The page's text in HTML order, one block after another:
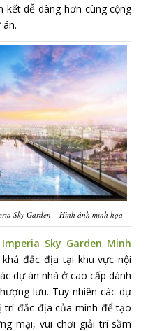
kết dễ dàng hơn cùng cộng
Sky Garden – Hình ảnh minh họa
Sky Garden Minh
đắc địa tại khu vực nội
dự án nhà ở cao cấp dành
lưu. Tuy nhiên các dự
trí đắc địa của mình để tạo
mại, vui chơi giải trí sầm